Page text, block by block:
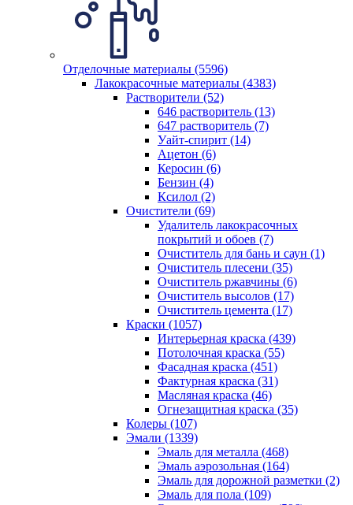
Отделочные материалы (5596)
Лакокрасочные материалы (4383)
Растворители (52)
646 растворитель (13)
647 растворитель (7)
Уайт-спирит (14)
Ацетон (6)
Керосин (6)
Бензин (4)
Ксилол (2)
Очистители (69)
Удалитель лакокрасочных
покрытий и обоев (7)
Очиститель для бань и саун (1)
Очиститель плесени (35)
Очиститель ржавчины (6)
Очиститель высолов (17)
Очиститель цемента (17)
Краски (1057)
Интерьерная краска (439)
Потолочная краска (55)
Фасадная краска (451)
Фактурная краска (31)
Масляная краска (46)
Огнезащитная краска (35)
Колеры (107)
Эмали (1339)
Эмаль для металла (468)
Эмаль аэрозольная (164)
Эмаль для дорожной разметки (2)
Эмаль для пола (109)